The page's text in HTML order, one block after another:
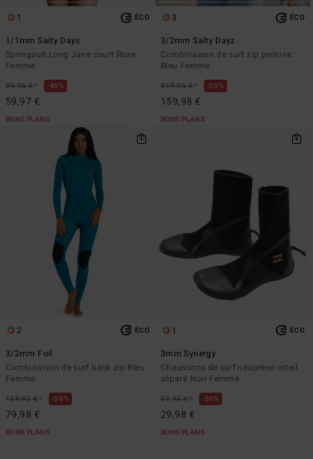
1 ÉCO
1/1mm Salty Days
Springsuit Long Jane court Rose
Femme
99,95 €* 40%
59,97 €
BONS PLANS
3 ÉCO
3/2mm Salty Dayz
Combinaison de surf zip poitrine
Bleu Femme
319,95 €* 50%
159,98 €
BONS PLANS
2 ÉCO
3/2mm Foil
Combinaison de surf back zip Bleu
Femme
159,95 €* 50%
79,98 €
BONS PLANS
1 ÉCO
3mm Synergy
Chaussons de surf néoprène orteil
séparé Noir Femme
59,95 €* 50%
29,98 €
BONS PLANS